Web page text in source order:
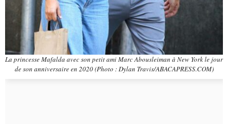
La princesse Mafalda avec son petit ami Marc Abousleiman à New York le jour
de son anniversaire en 2020 (Photo : Dylan Travis/ABACAPRESS.COM)